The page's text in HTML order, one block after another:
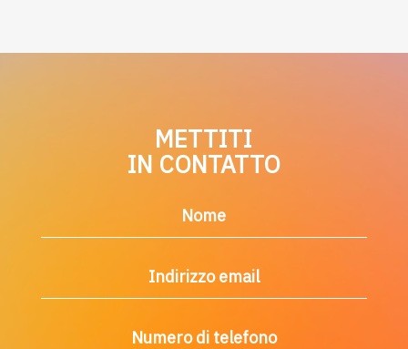
METTITI
IN CONTATTO
Nome
Indirizzo email
Numero di telefono